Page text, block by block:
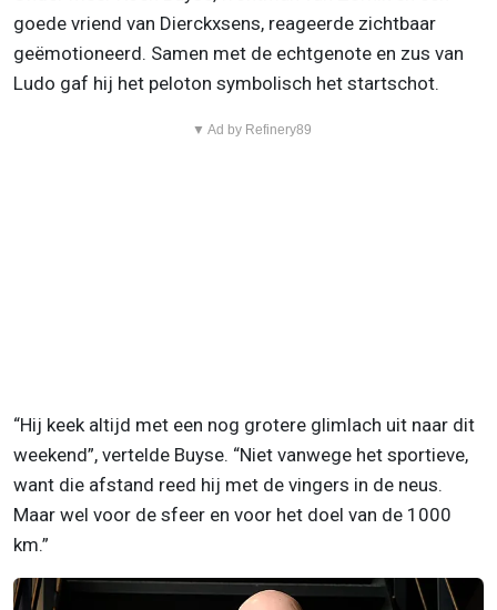
goede vriend van Dierckxsens, reageerde zichtbaar
geëmotioneerd. Samen met de echtgenote en zus van
Ludo gaf hij het peloton symbolisch het startschot.
▼ Ad by Refinery89
“Hij keek altijd met een nog grotere glimlach uit naar dit
weekend”, vertelde Buyse. “Niet vanwege het sportieve,
want die afstand reed hij met de vingers in de neus.
Maar wel voor de sfeer en voor het doel van de 1000
km.”